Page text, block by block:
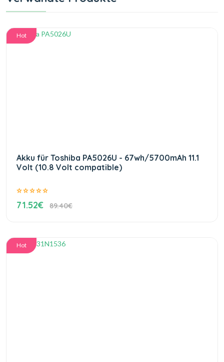
Hot
Akku für Toshiba PA5026U - 67wh/5700mAh 11.1
Volt (10.8 Volt compatible)
71.52€ 89.40€
Hot